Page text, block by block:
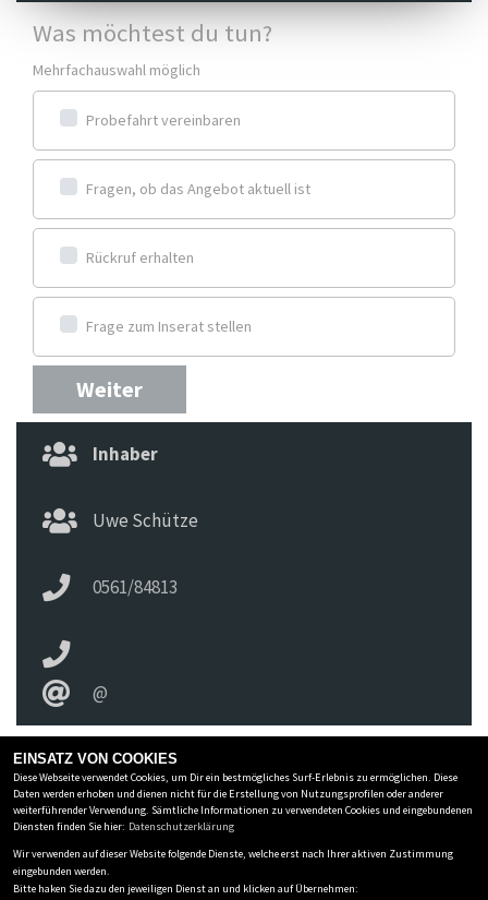
Was möchtest du tun?
Mehrfachauswahl möglich
Probefahrt vereinbaren
Fragen, ob das Angebot aktuell ist
Rückruf erhalten
Frage zum Inserat stellen
Weiter
Inhaber
Uwe Schütze
0561/84813
@
ZWEIRAD SCHIRA INH. UWE SCHÜTZE E.K.
Holländische Str 236-34127 Kassel
EINSATZ VON COOKIES
Diese Webseite verwendet Cookies, um Dir ein bestmögliches Surf-Erlebnis zu ermöglichen. Diese
Daten werden erhoben und dienen nicht für die Erstellung von Nutzungsprofilen oder anderer
weiterführender Verwendung. Sämtliche Informationen zu verwendeten Cookies und eingebundenen
Diensten finden Sie hier: Datenschutzerklärung
Wir verwenden auf dieser Website folgende Dienste, welche erst nach Ihrer aktiven Zustimmung
eingebunden werden.
Bitte haken Sie dazu den jeweiligen Dienst an und klicken auf Übernehmen: